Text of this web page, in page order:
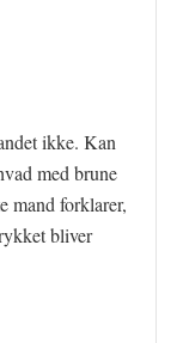
ikke. Kan
med brune
mand forklarer,
bliver